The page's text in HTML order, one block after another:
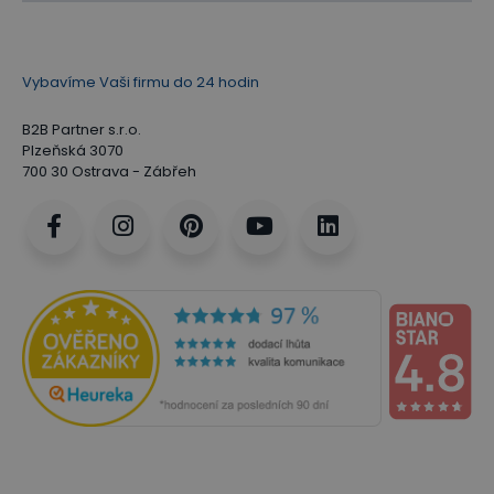
Vybavíme Vaši firmu do 24 hodin
B2B Partner s.r.o.
Plzeňská 3070
700 30 Ostrava - Zábřeh